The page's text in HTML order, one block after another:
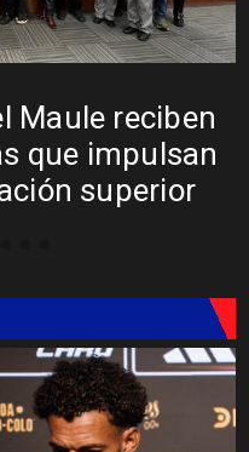
lidera la
el Paso
a Los